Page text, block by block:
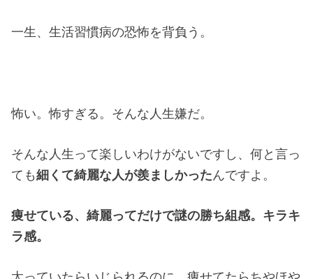
一生、生活習慣病の恐怖を背負う。
怖い。怖すぎる。そんな人生嫌だ。
そんな人生って楽しいわけがないですし、何と言っ
ても細くて綺麗な人が羨ましかったんですよ。
痩せている、綺麗ってだけで謎の勝ち組感。キラキ
ラ感。